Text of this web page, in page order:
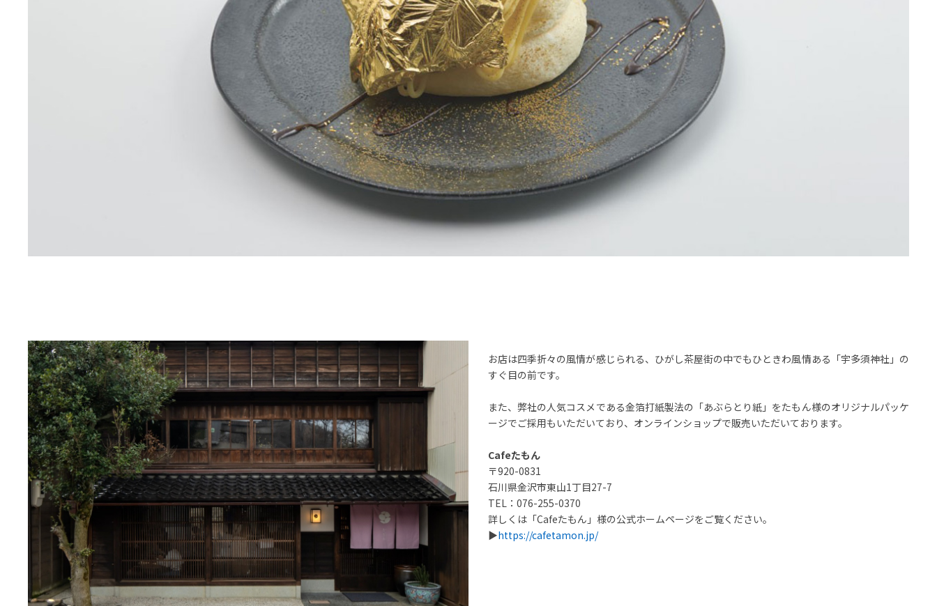
お店は四季折々の風情が感じられる、ひがし茶屋街の中でもひときわ風情ある「宇多須神社」の
すぐ目の前です。
また、弊社の人気コスメである金箔打紙製法の「あぶらとり紙」をたもん様のオリジナルパッケ
ージでご採用もいただいており、オンラインショップで販売いただいております。
Cafeたもん
〒920-0831
石川県金沢市東山1丁目27-7
TEL：076-255-0370
詳しくは「Cafeたもん」様の公式ホームページをご覧ください。
▶https://cafetamon.jp/